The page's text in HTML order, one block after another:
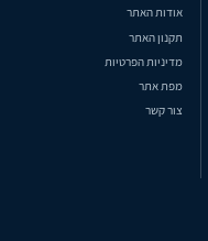
אודות האתר
תקנון האתר
מדיניות הפרטיות
מפת אתר
צור קשר